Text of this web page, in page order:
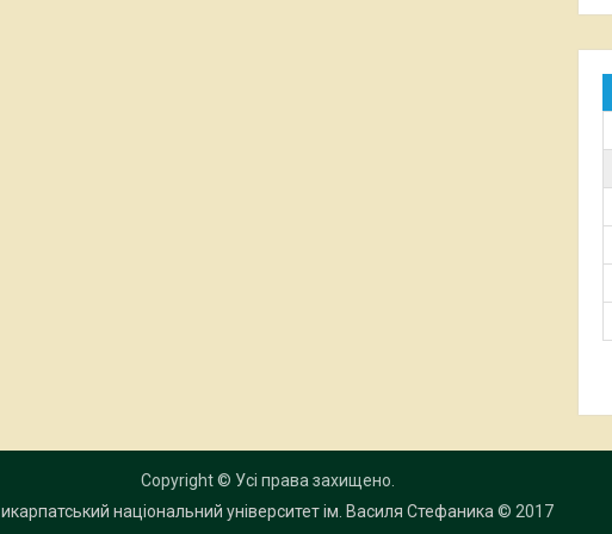
Copyright © Усі права захищено.
національний університет ім. Василя Стефаника © 2017